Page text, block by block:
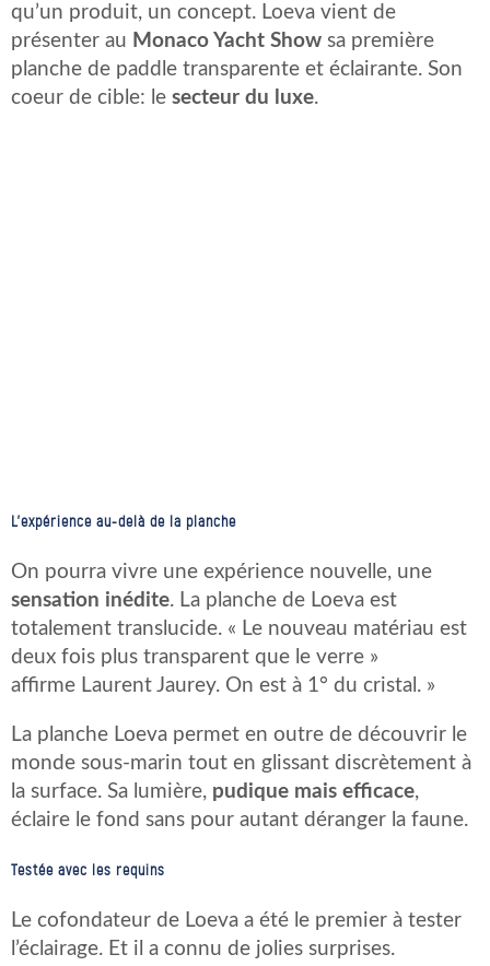
qu’un produit, un concept. Loeva vient de
présenter au Monaco Yacht Show sa première
planche de paddle transparente et éclairante. Son
coeur de cible: le secteur du luxe.
L’expérience au-delà de la planche
On pourra vivre une expérience nouvelle, une
sensation inédite. La planche de Loeva est
totalement translucide. « Le nouveau matériau est
deux fois plus transparent que le verre »
affirme Laurent Jaurey. On est à 1° du cristal. »
La planche Loeva permet en outre de découvrir le
monde sous-marin tout en glissant discrètement à
la surface. Sa lumière, pudique mais efficace,
éclaire le fond sans pour autant déranger la faune.
Testée avec les requins
Le cofondateur de Loeva a été le premier à tester
l’éclairage. Et il a connu de jolies surprises.